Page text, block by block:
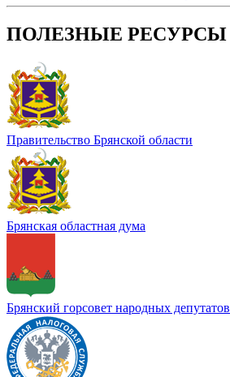
ПОЛЕЗНЫЕ РЕСУРСЫ
Правительство Брянской области
Брянская областная дума
Брянский горсовет народных депутатов